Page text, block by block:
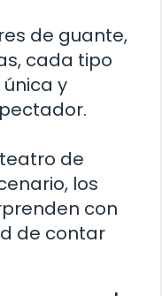
de guante,
cada tipo
y
de
los
con
de contar